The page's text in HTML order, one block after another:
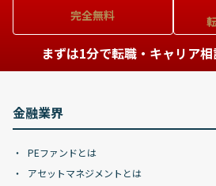
完全無料
まずは1分で転職・キャリア
金融業界
PEファンドとは
アセットマネジメントとは